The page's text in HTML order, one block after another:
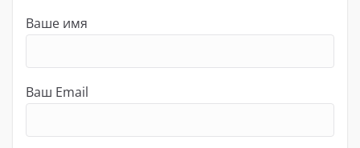
Ваше имя
Ваш Email